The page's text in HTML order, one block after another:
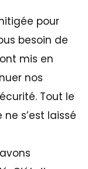
pour
besoin de
mis en
nos
Tout le
s’est laissé